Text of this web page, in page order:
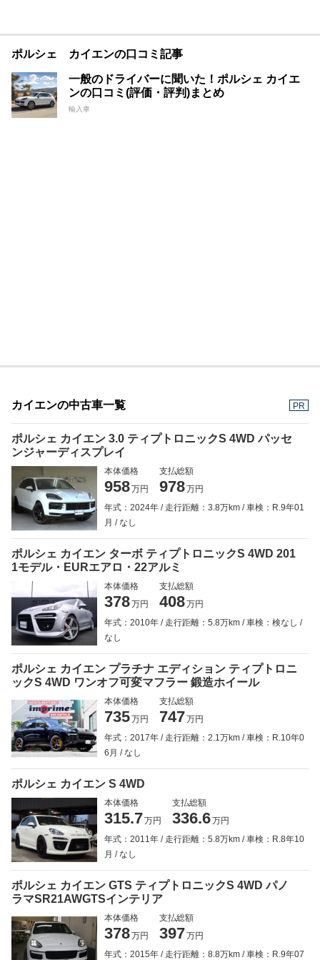
ポルシェ カイエンの口コミ記事
一般のドライバーに聞いた！ポルシェ カイエ
ンの口コミ(評価・評判)まとめ
輸入車
カイエンの中古車一覧 PR
ポルシェ カイエン 3.0 ティプトロニックS 4WD パッセ
ンジャーディスプレイ
本体価格
958万円
支払総額
978万円
年式：2024年
走行距離：3.8万km
車検：R.9年01
月
なし
ポルシェ カイエン ターボ ティプトロニックS 4WD 201
1モデル・EURエアロ・22アルミ
本体価格
378万円
支払総額
408万円
年式：2010年
走行距離：5.8万km
車検：検なし
なし
ポルシェ カイエン プラチナ エディション ティプトロニ
ックS 4WD ワンオフ可変マフラー 鍛造ホイール
本体価格
735万円
支払総額
747万円
年式：2017年
走行距離：2.1万km
車検：R.10年0
6月
なし
ポルシェ カイエン S 4WD
本体価格
315.7万円
支払総額
336.6万円
年式：2011年
走行距離：5.8万km
車検：R.8年10
月
なし
ポルシェ カイエン GTS ティプトロニックS 4WD パノ
ラマSR21AWGTSインテリア
本体価格
378万円
支払総額
397万円
年式：2015年
走行距離：8.8万km
車検：R.9年07